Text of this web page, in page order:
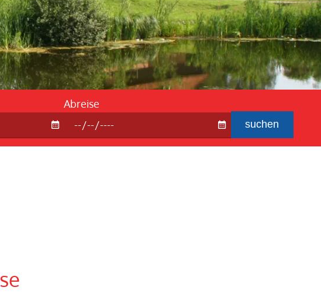
Abreise
suchen